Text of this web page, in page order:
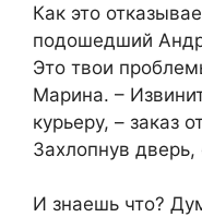
Как это
подошедший
Это твои
Марина. –
курьеру, – заказ
Захлопнув
И знаешь что?